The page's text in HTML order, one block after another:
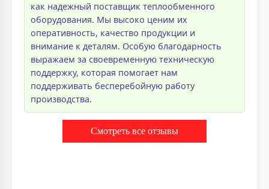
как надежный поставщик теплообменного
оборудования. Мы высоко ценим их
оперативность, качество продукции и
внимание к деталям. Особую благодарность
выражаем за своевременную техническую
поддержку, которая помогает нам
поддерживать бесперебойную работу
производства.
Смотреть все отзывы